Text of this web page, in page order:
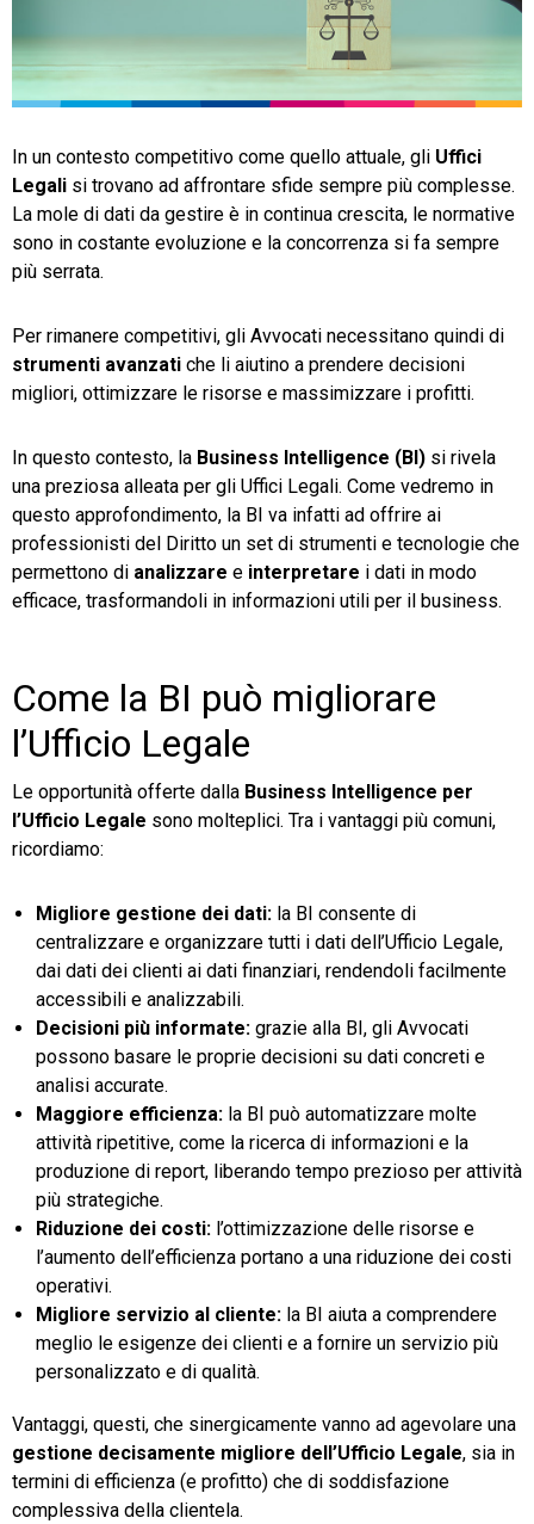
TeamSystem Corporate
In un contesto competitivo come quello attuale, gli Uffici
Legali si trovano ad affrontare sfide sempre più complesse.
La mole di dati da gestire è in continua crescita, le normative
sono in costante evoluzione e la concorrenza si fa sempre
più serrata.
Per rimanere competitivi, gli Avvocati necessitano quindi di
strumenti avanzati che li aiutino a prendere decisioni
migliori, ottimizzare le risorse e massimizzare i profitti.
In questo contesto, la Business Intelligence (BI) si rivela
una preziosa alleata per gli Uffici Legali. Come vedremo in
questo approfondimento, la BI va infatti ad offrire ai
professionisti del Diritto un set di strumenti e tecnologie che
permettono di analizzare e interpretare i dati in modo
efficace, trasformandoli in informazioni utili per il business.
Come la BI può migliorare
l’Ufficio Legale
Le opportunità offerte dalla Business Intelligence per
l’Ufficio Legale sono molteplici. Tra i vantaggi più comuni,
ricordiamo:
Migliore gestione dei dati: la BI consente di
centralizzare e organizzare tutti i dati dell’Ufficio Legale,
dai dati dei clienti ai dati finanziari, rendendoli facilmente
accessibili e analizzabili.
Decisioni più informate: grazie alla BI, gli Avvocati
possono basare le proprie decisioni su dati concreti e
analisi accurate.
Maggiore efficienza: la BI può automatizzare molte
attività ripetitive, come la ricerca di informazioni e la
produzione di report, liberando tempo prezioso per attività
più strategiche.
Riduzione dei costi: l’ottimizzazione delle risorse e
l’aumento dell’efficienza portano a una riduzione dei costi
operativi.
Migliore servizio al cliente: la BI aiuta a comprendere
meglio le esigenze dei clienti e a fornire un servizio più
personalizzato e di qualità.
Vantaggi, questi, che sinergicamente vanno ad agevolare una
gestione decisamente migliore dell’Ufficio Legale, sia in
termini di efficienza (e profitto) che di soddisfazione
complessiva della clientela.